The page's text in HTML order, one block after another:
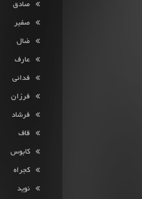
صادق
صفیر
ضال
عارف
فدائی
فرزان
فرشاد
قاف
کابوس
کجراه
نوید